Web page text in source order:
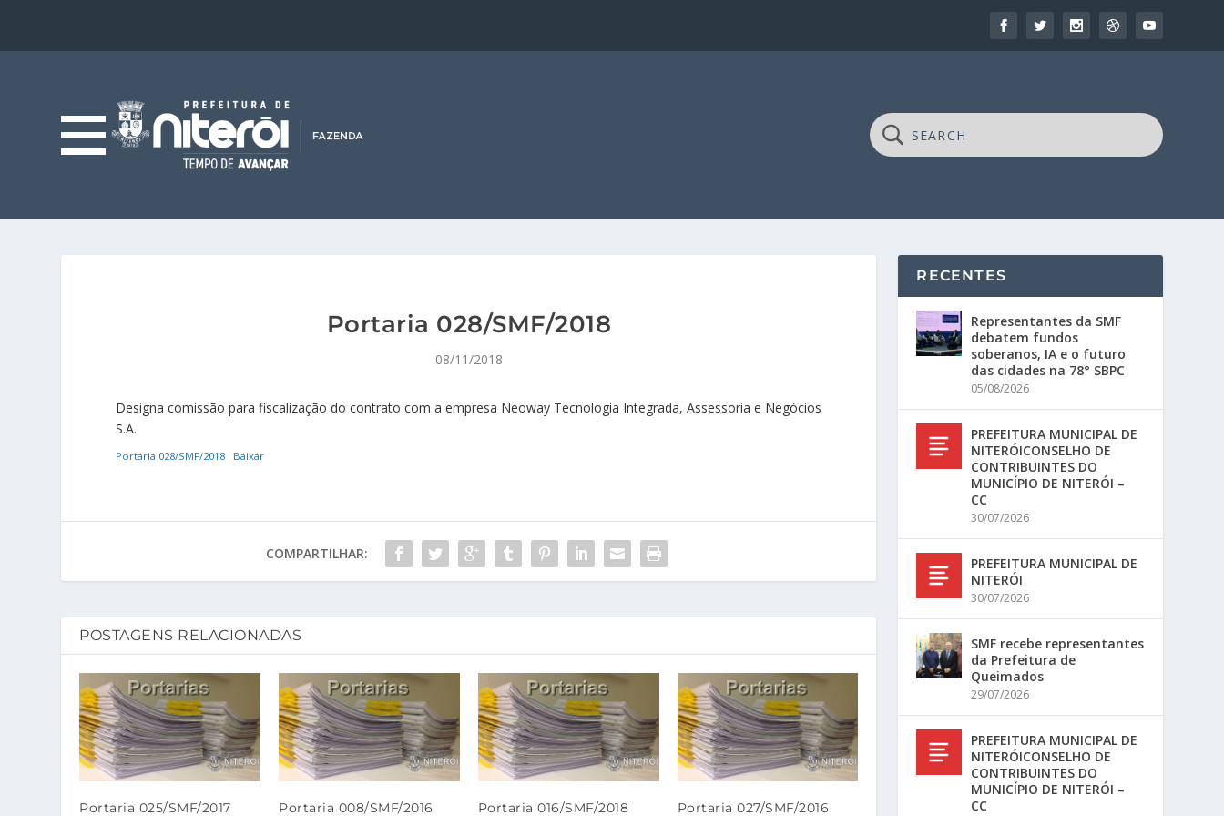
Portaria 028/SMF/2018
08/11/2018
Designa comissão para fiscalização do contrato com a empresa Neoway Tecnologia Integrada, Assessoria e Negócios
S.A.
Portaria 028/SMF/2018 Baixar
COMPARTILHAR:
POSTAGENS RELACIONADAS
Portaria 025/SMF/2017 Portaria 008/SMF/2016 Portaria 016/SMF/2018 Portaria 027/SMF/2016
RECENTES
Representantes da SMF
debatem fundos
soberanos, IA e o futuro
das cidades na 78° SBPC
05/08/2026
PREFEITURA MUNICIPAL DE
NITERÓICONSELHO DE
CONTRIBUINTES DO
MUNICÍPIO DE NITERÓI –
CC
30/07/2026
PREFEITURA MUNICIPAL DE
NITERÓI
30/07/2026
SMF recebe representantes
da Prefeitura de
Queimados
29/07/2026
PREFEITURA MUNICIPAL DE
NITERÓICONSELHO DE
CONTRIBUINTES DO
MUNICÍPIO DE NITERÓI –
CC